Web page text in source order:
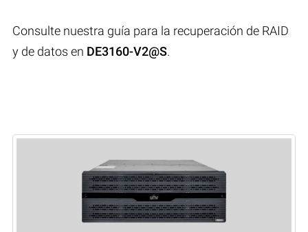
Consulte nuestra guía para la recuperación de RAID
y de datos en DE3160-V2@S.